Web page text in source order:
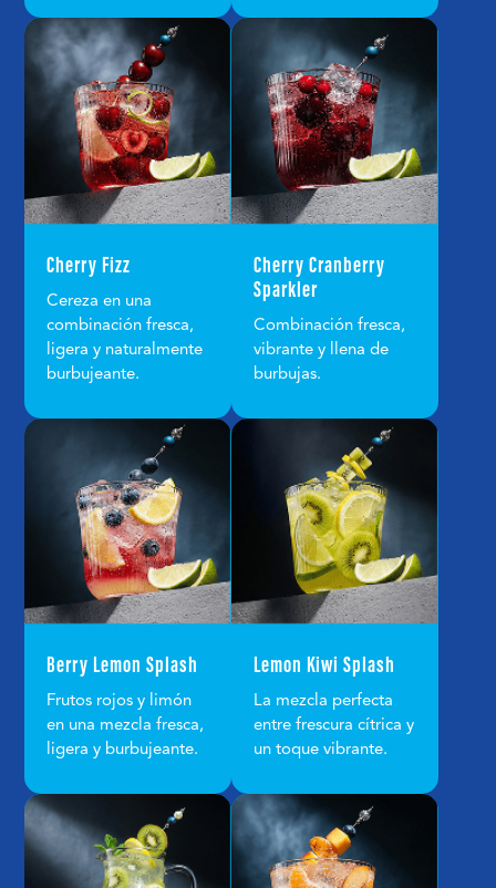
Cherry Fizz
Cereza en una
combinación fresca,
ligera y naturalmente
burbujeante.
Cherry Cranberry
Sparkler
Combinación fresca,
vibrante y llena de
burbujas.
Berry Lemon Splash
Frutos rojos y limón
en una mezcla fresca,
ligera y burbujeante.
Lemon Kiwi Splash
La mezcla perfecta
entre frescura cítrica y
un toque vibrante.